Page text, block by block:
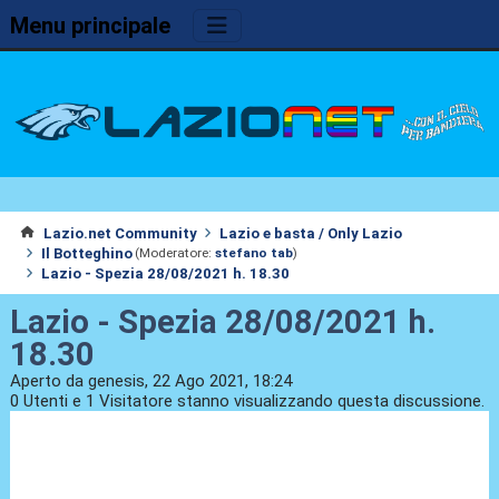
Menu principale
Lazio.net Community
Lazio e basta / Only Lazio
Il Botteghino (Moderatore: stefano tab)
Lazio - Spezia 28/08/2021 h. 18.30
Lazio - Spezia 28/08/2021 h.
18.30
Aperto da genesis, 22 Ago 2021, 18:24
0 Utenti e 1 Visitatore stanno visualizzando questa discussione.